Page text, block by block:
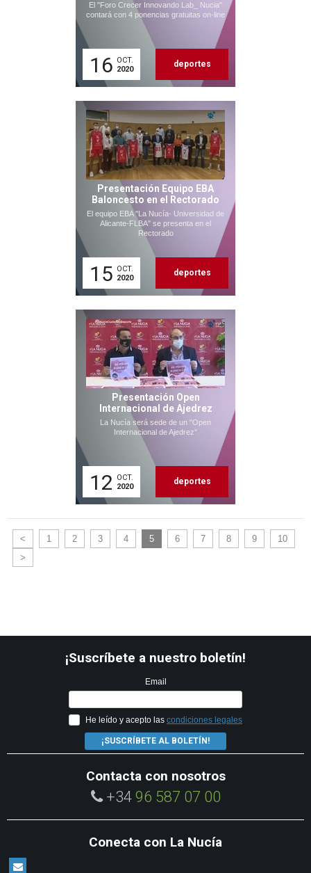
El "Foro Crecer Innovando Lab_ Nucia"
contará con 4 ponencias gratuitas on-line
16 OCT.
2020
deportes
Presentación Equipo EBA
Baloncesto en el Rectorado
El equipo EBA "La Nucía- Universidad de
Alicante-FLBA" se presenta en el
Rectorado
15 OCT.
2020
deportes
Presentación Open
Internacional de Ajedrez
La Nucía será sede de un "Open
Internacional de Ajedrez"
12
OCT.
2020
deportes
< 1 2 3 4 5 6 7 8 9
10
>
¡Suscríbete a nuestro boletín!
Email
He leído y acepto las condiciones legales
¡SUSCRÍBETE AL BOLETÍN!
Contacta con nosotros
+34 96 587 07 00
Conecta con La Nucía